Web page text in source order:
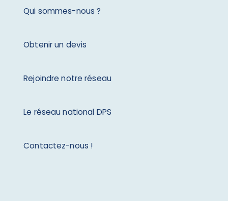
Qui sommes-nous ?
Obtenir un devis
Rejoindre notre réseau
Le réseau national DPS
Contactez-nous !